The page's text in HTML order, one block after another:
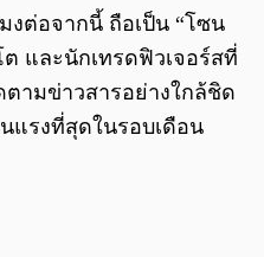
งต่อจากนี้ ถือเป็น “โซน
และนักเทรดฟิวเจอร์สที่
ตามข่าวสารอย่างใกล้ชิด
แรงที่สุดในรอบเดือน